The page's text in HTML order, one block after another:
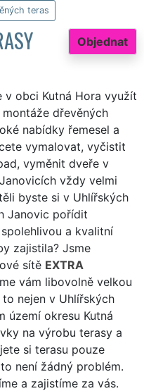
teras
Objednat
v obci Kutná Hora využít
montáže dřevěných
nabídky řemesel a
vymalovat, vyčistit
vyměnit dveře v
vždy velmi
byste si v Uhlířských
Janovic pořídit
a kvalitní
zajistila? Jsme
sítě EXTRA
vám libovolně velkou
nejen v Uhlířských
území okresu Kutná
na výrobu terasy a
si terasu pouze
není žádný problém.
a zajistíme za vás.